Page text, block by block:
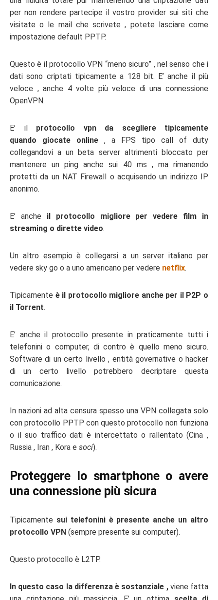
per non rendere partecipe il vostro provider sui siti che
visitate o le mail che scrivete , potete lasciare come
impostazione default PPTP.
Questo è il protocollo VPN “meno sicuro” , nel senso che i
dati sono criptati tipicamente a 128 bit. E’ anche il più
veloce , anche 4 volte più veloce di una connessione
OpenVPN.
E’ ilprotocollo vpn da scegliere tipicamente
quando giocate online , a FPS tipo call of duty
collegandovi a un beta server altrimenti bloccato per
mantenere un ping anche sui 40 ms , ma rimanendo
protetti da un NAT Firewall o acquisendo un indirizzo IP
anonimo.
E’ anche il protocollo migliore per vedere film in
streaming o dirette video.
Un altro esempio è collegarsi a un server italiano per
vedere sky go o a uno americano per vedere netflix.
Tipicamente è il protocollo migliore anche per il P2P o
il Torrent.
E’ anche il protocollo presente in praticamente tutti i
telefonini o computer, di contro è quello meno sicuro.
Software di un certo livello , entità governative o hacker
di un certo livello potrebbero decriptare questa
comunicazione.
In nazioni ad alta censura spesso una VPN collegata solo
con protocollo PPTP con questo protocollo non funziona
o il suo traffico dati è intercettato o rallentato (Cina ,
Russia , Iran , Kora e soci).
Proteggere lo smartphone o avere
una connessione più sicura
Tipicamente sui telefonini è presente anche un altro
protocollo VPN (sempre presente sui computer).
Questo protocollo è L2TP.
In questo caso la differenza è sostanziale ,viene fatta